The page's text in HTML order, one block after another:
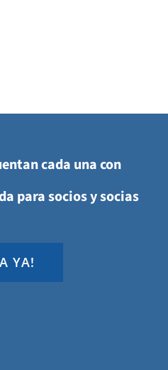
cada una con
para socios y socias
YA!